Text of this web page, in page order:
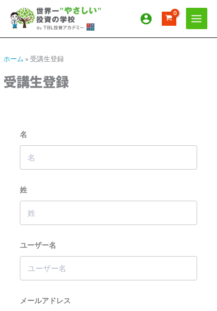
ス
ッホーム » 受講生登録
受講生登録
名
姓
ユーザー名
メールアドレス
ー
ブ
テ
ー